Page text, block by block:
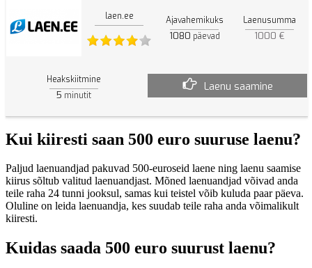
laen.ee Ajavahemikuks
1080 päevad
Laenusumma
1000 €
Heakskiitmine
5 minutit
Laenu saamine
Kui kiiresti saan 500 euro suuruse laenu?
Paljud laenuandjad pakuvad 500-euroseid laene ning laenu saamise
kiirus sõltub valitud laenuandjast. Mõned laenuandjad võivad anda
teile raha 24 tunni jooksul, samas kui teistel võib kuluda paar päeva.
Oluline on leida laenuandja, kes suudab teile raha anda võimalikult
kiiresti.
Kuidas saada 500 euro suurust laenu?